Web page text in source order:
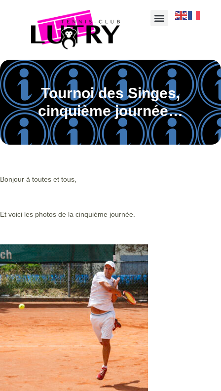
Tournoi des Singes,
cinquième journée…
Bonjour à toutes et tous,
Et voici les photos de la cinquième journée.